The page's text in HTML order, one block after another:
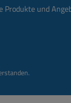
Produkte und